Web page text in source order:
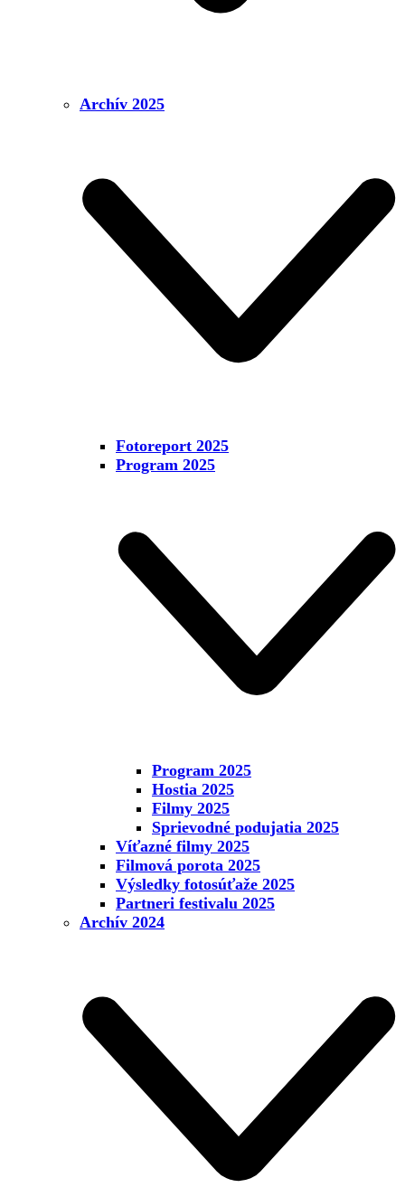
Archív 2025
Fotoreport 2025
Program 2025
Program 2025
Hostia 2025
Filmy 2025
Sprievodné podujatia 2025
Víťazné filmy 2025
Filmová porota 2025
Výsledky fotosúťaže 2025
Partneri festivalu 2025
Archív 2024